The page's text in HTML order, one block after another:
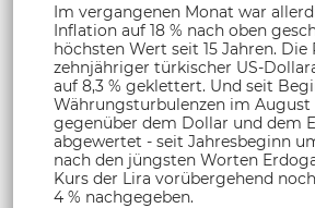
Im vergangenen Monat war
Inflation auf 18 % nach oben
höchsten Wert seit 15 Jahren. Die
zehnjähriger türkischer US-
auf 8,3 % geklettert. Und seit
Währungsturbulenzen im August
gegenüber dem Dollar und dem
abgewertet - seit Jahresbeginn
nach den jüngsten Worten
Kurs der Lira vorübergehend
4 % nachgegeben.